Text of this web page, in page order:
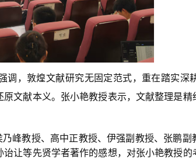
，敦煌文献研究无固定范式，重在踏实深
文献本义。张小艳教授表示，文献整理是
峰教授、高中正教授、伊强副教授、张鹏
让等先贤学者著作的感想，对张小艳教授